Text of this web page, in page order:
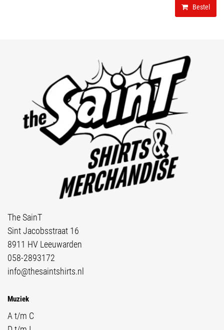
Bestel
The SainT
Sint Jacobsstraat 16
8911 HV Leeuwarden
058-2893172
info@thesaintshirts.nl
Muziek
A t/m C